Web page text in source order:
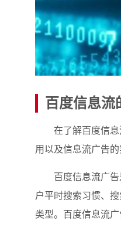
百度信息流
在了解百度信息流
用以及信息流广告
百度信息流广告是
户平时搜索习惯、
类型。百度信息流